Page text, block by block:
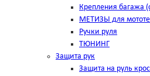
Крепления багажа
МЕТИЗЫ для
Ручки руля
ТЮНИНГ
Защита рук
Защита на руль